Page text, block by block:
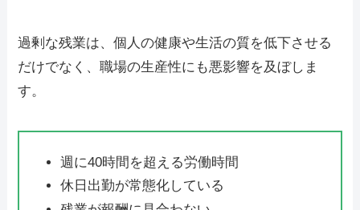
過剰な残業は、個人の健康や生活の質を低下させる
だけでなく、職場の生産性にも悪影響を及ぼしま
す。
週に40時間を超える労働時間
休日出勤が常態化している